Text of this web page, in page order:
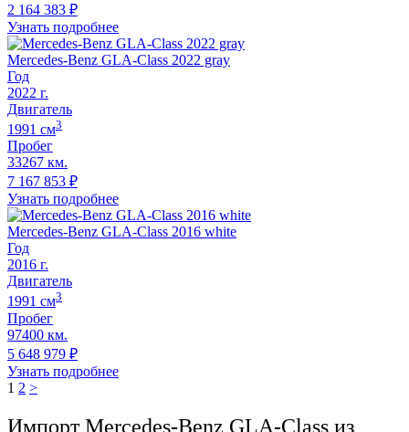
2 164 383 ₽
Узнать подробнее
Mercedes-Benz GLA-Class 2022 gray
Год
2022 г.
Двигатель
1991 cм3
Пробег
33267 км.
7 167 853 ₽
Узнать подробнее
Mercedes-Benz GLA-Class 2016 white
Год
2016 г.
Двигатель
1991 cм3
Пробег
97400 км.
5 648 979 ₽
Узнать подробнее
1 2 >
Импорт Mercedes-Benz GLA-Class из